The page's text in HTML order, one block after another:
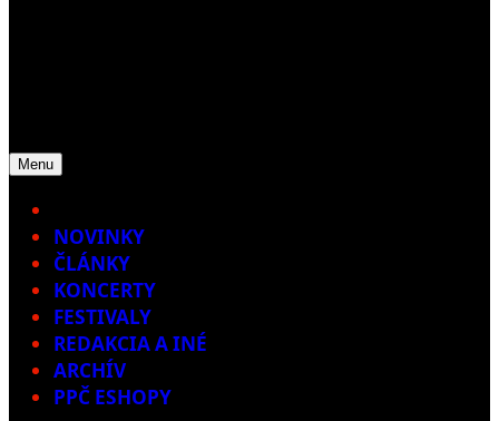
Menu
NOVINKY
ČLÁNKY
KONCERTY
FESTIVALY
REDAKCIA A INÉ
ARCHÍV
PPČ ESHOPY